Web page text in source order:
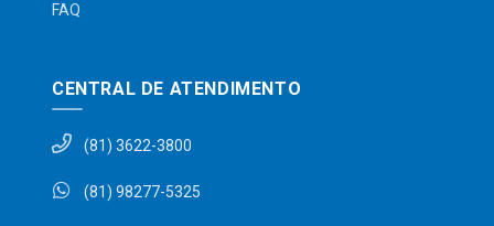
FAQ
CENTRAL DE ATENDIMENTO
(81) 3622-3800
(81) 98277-5325